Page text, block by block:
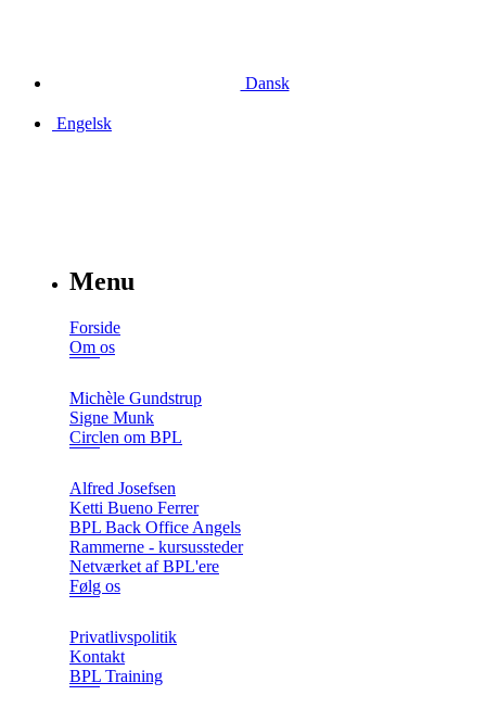
Dansk
Engelsk
Menu
Forside
Om os
Michèle Gundstrup
Signe Munk
Circlen om BPL
Alfred Josefsen
Ketti Bueno Ferrer
BPL Back Office Angels
Rammerne - kursussteder
Netværket af BPL'ere
Følg os
Privatlivspolitik
Kontakt
BPL Training